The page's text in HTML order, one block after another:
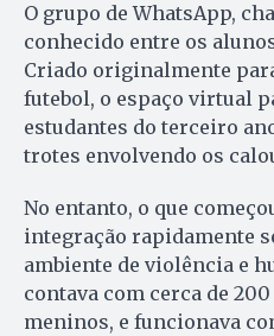
O grupo de WhatsApp,
conhecido entre os
Criado originalmente
futebol, o espaço virtual
estudantes do terceiro
trotes envolvendo os
No entanto, o que
integração rapidamente
ambiente de violência e
contava com cerca de
meninos, e funcionava